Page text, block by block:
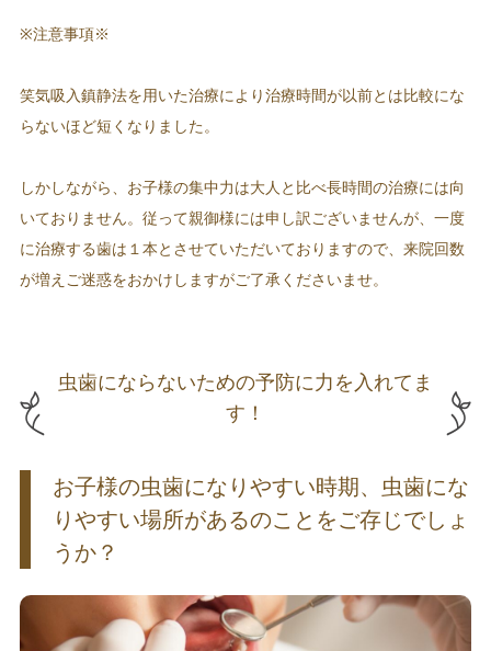
※注意事項※
笑気吸入鎮静法を用いた治療により治療時間が以前とは比較にな
らないほど短くなりました。
しかしながら、お子様の集中力は大人と比べ長時間の治療には向
いておりません。従って親御様には申し訳ございませんが、一度
に治療する歯は１本とさせていただいておりますので、来院回数
が増えご迷惑をおかけしますがご了承くださいませ。
虫歯にならないための予防に力を入れてま
す！
お子様の虫歯になりやすい時期、虫歯にな
りやすい場所があるのことをご存じでしょ
うか？